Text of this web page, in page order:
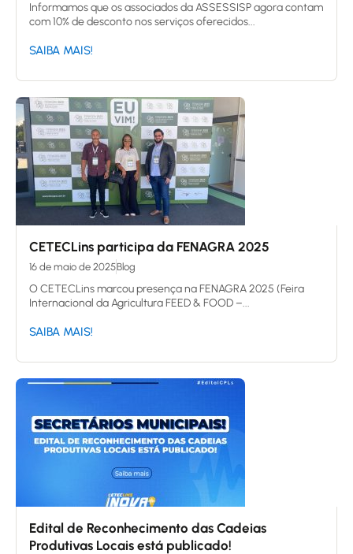
Informamos que os associados da ASSESSISP agora contam
com 10% de desconto nos serviços oferecidos...
SAIBA MAIS!
CETECLins participa da FENAGRA 2025
16 de maio de 2025Blog
O CETECLins marcou presença na FENAGRA 2025 (Feira
Internacional da Agricultura FEED & FOOD –...
SAIBA MAIS!
Edital de Reconhecimento das Cadeias
Produtivas Locais está publicado!